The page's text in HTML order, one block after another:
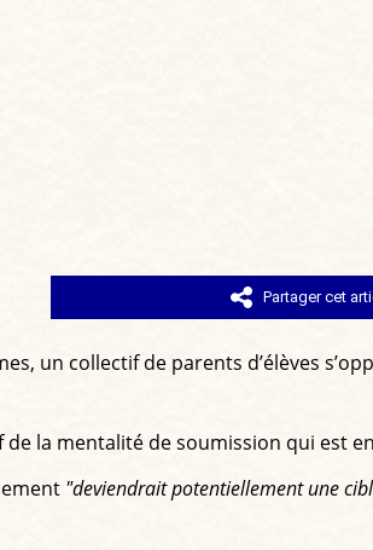
Partager cet
un collectif de parents d’élèves
la mentalité de soumission qui est
"deviendrait potentiellement une